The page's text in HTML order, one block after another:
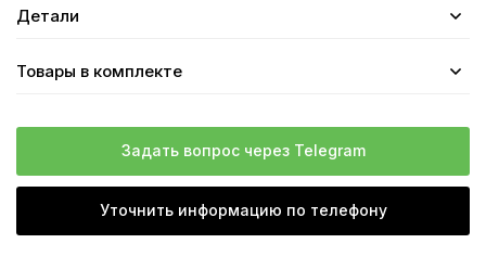
Детали
Товары в комплекте
Задать вопрос через Telegram
Уточнить информацию по телефону